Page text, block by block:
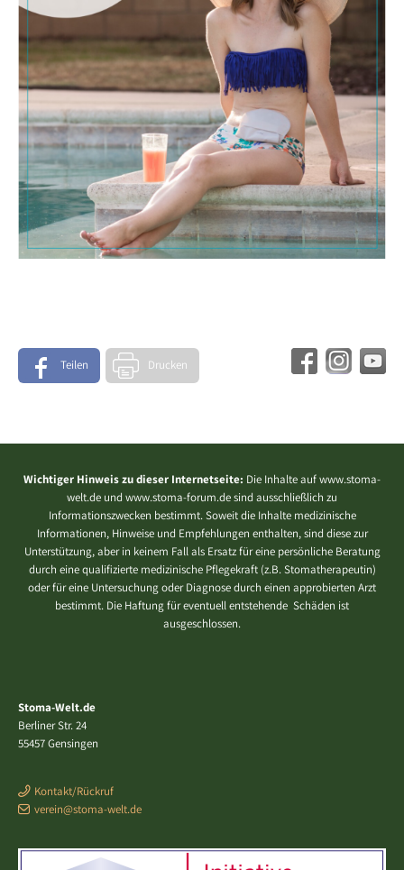
Teilen Drucken
Wichtiger Hinweis zu dieser Internetseite: Die Inhalte auf www.stoma-
welt.de und www.stoma-forum.de sind ausschließlich zu
Informationszwecken bestimmt. Soweit die Inhalte medizinische
Informationen, Hinweise und Empfehlungen enthalten, sind diese zur
Unterstützung, aber in keinem Fall als Ersatz für eine persönliche Beratung
durch eine qualifizierte medizinische Pflegekraft (z.B. Stomatherapeutin)
oder für eine Untersuchung oder Diagnose durch einen approbierten Arzt
bestimmt. Die Haftung für eventuell entstehende Schäden ist
ausgeschlossen.
Stoma-Welt.de
Berliner Str. 24
55457 Gensingen
Kontakt/Rückruf
verein@stoma-welt.de